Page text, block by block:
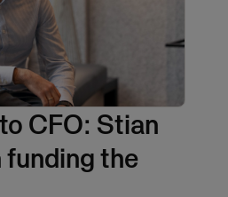
CFO: Stian
funding the